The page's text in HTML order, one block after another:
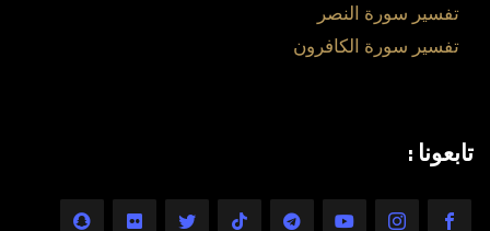
تفسير سورة النصر
تفسير سورة الكافرون
تابعونا :